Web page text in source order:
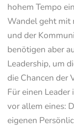
hohem Tempo
Wandel geht mit
und der
benötigen aber
Leadership, um
die Chancen der
Für einen
vor allem eines:
eigenen